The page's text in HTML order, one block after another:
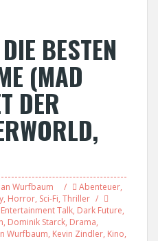
BESTEN
(MAD
DER
Wurfbaum Abenteuer,
, Horror, Sci-Fi, Thriller
Talk, Dark Future,
, Dominik Starck, Drama,
Wurfbaum, Kevin Zindler, Kino,